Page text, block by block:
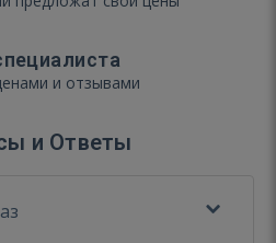
и отзывами
и Ответы